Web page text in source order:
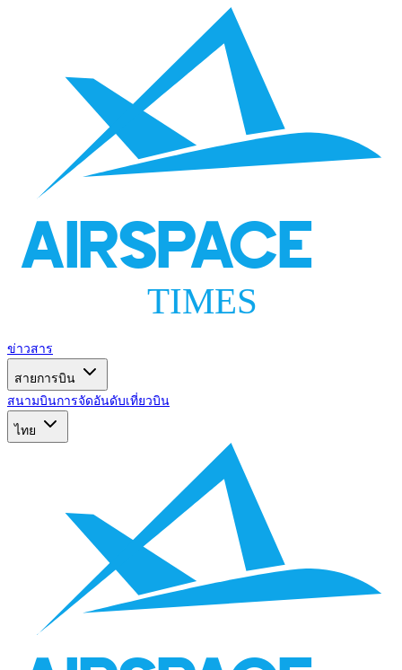
AIRSPACE
TIMES
ข่าวสาร
สายการบิน
สนามบินการจัดอันดับเที่ยวบิน
ไทย